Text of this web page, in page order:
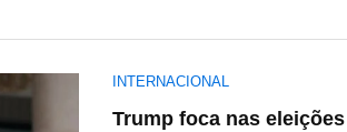
INTERNACIONAL
Trump foca nas